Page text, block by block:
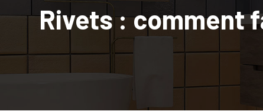
Rivets : comment